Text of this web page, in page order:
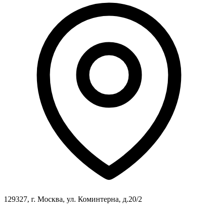
129327, г. Москва, ул. Коминтерна, д.20/2